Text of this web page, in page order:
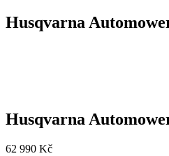
Husqvarna
Husqvarna
62 990 Kč